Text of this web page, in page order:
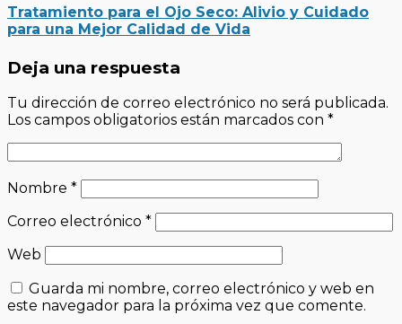
Tratamiento para el Ojo Seco: Alivio y Cuidado
para una Mejor Calidad de Vida
Deja una respuesta
Tu dirección de correo electrónico no será publicada.
Los campos obligatorios están marcados con *
Nombre *
Correo electrónico *
Web
Guarda mi nombre, correo electrónico y web en
este navegador para la próxima vez que comente.